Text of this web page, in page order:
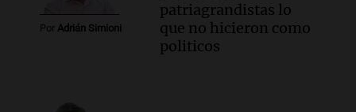
Audio.El papamóvil de Juan Pablo II
revive con la visita de León XIV y una
Episodios
Por Adrián Simioni
patriagrandistas lo
que no hicieron como
politicos